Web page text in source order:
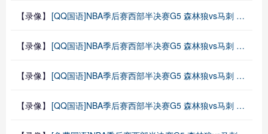
【录像】 [QQ国语]NBA季后赛西部半决赛G5 森林狼vs马刺 第三节 录像
【录像】 [QQ国语]NBA季后赛西部半决赛G5 森林狼vs马刺 第二节 录像
【录像】 [QQ国语]NBA季后赛西部半决赛G5 森林狼vs马刺 第一节 录像
【录像】 [QQ国语]NBA季后赛西部半决赛G5 森林狼vs马刺 全场录像回放